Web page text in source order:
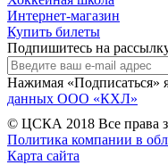
Интернет-магазин
Купить билеты
Подпишитесь на
Нажимая «Подписаться»
данных ООО «КХЛ»
© ЦСКА 2018 Все права
Политика компании в
Карта сайта